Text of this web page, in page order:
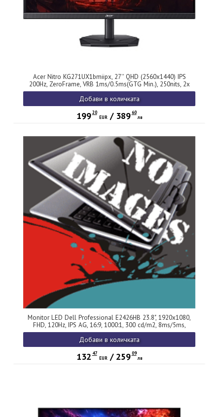
Acer Nitro KG271UX1bmiipx, 27'' QHD (2560x1440) IPS
200Hz, ZeroFrame, VRB 1ms/0.5ms(GTG Min.), 250nits, 2x
HDMI, DP, Audio out, HDR10, FreeSync Premium, Speakers
2x2W, Tilt, Vesa, Black
Добави в количката
199 20
EUR/ 389 60
лв
Monitor LED Dell Professional E2426HB 23.8", 1920x1080,
FHD, 120Hz, IPS AG, 16:9, 1000:1, 300 cd/m2, 8ms/5ms,
178/178, 72% NTSC, DP, HDMI, USB hub, Speakers, Webcam,
Mic, Tilt, Swivel, Pivot, Height Adjust, 3Y
Добави в количката
132 47
EUR/ 259 09
лв